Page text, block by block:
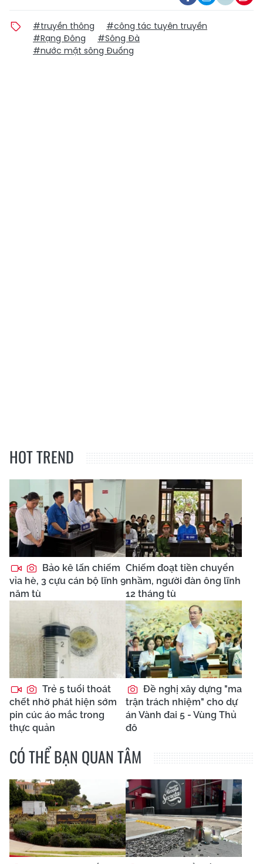
#truyền thông
#công tác tuyên truyền
#Rạng Đông
#Sông Đà
#nước mặt sông Đuống
HOT TREND
Bảo kê lấn chiếm
vỉa hè, 3 cựu cán bộ lĩnh 9
năm tù
Chiếm đoạt tiền chuyển
nhầm, người đàn ông lĩnh
12 tháng tù
Trẻ 5 tuổi thoát
chết nhờ phát hiện sớm
pin cúc áo mắc trong
thực quản
Đề nghị xây dựng "ma
trận trách nhiệm" cho dự
án Vành đai 5 - Vùng Thủ
đô
CÓ THỂ BẠN QUAN TÂM